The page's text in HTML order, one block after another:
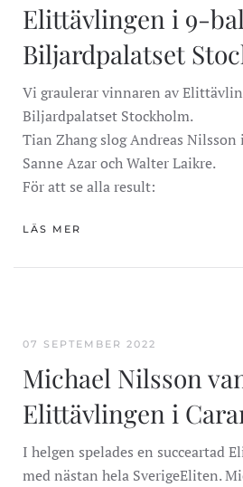
Elittävlingen i 9-
Biljardpalatset
Vi graulerar vinnaren av
Biljardpalatset Stockholm.
Tian Zhang slog Andreas
Sanne Azar och Walter Laikre.
För att se alla result:
LÄS MER
07 SEPTEMBER 2022
Michael Nilsson
Elittävlingen i
I helgen spelades en succeartad
med nästan hela SverigeEliten.